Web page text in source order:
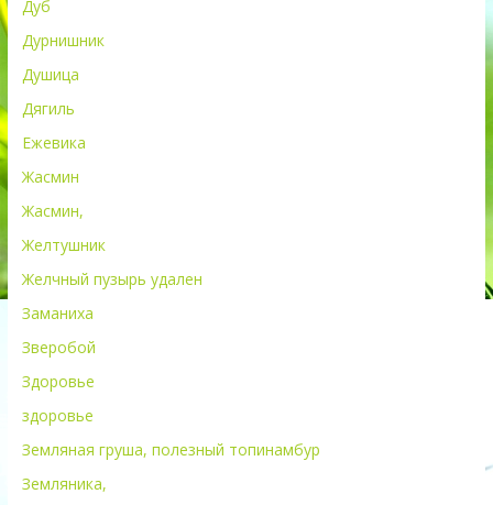
Дуб
Дурнишник
Душица
Дягиль
Ежевика
Жасмин
Жасмин,
Желтушник
Желчный пузырь удален
Заманиха
Зверобой
Здоровье
здоровье
Земляная груша, полезный топинамбур
Земляника,